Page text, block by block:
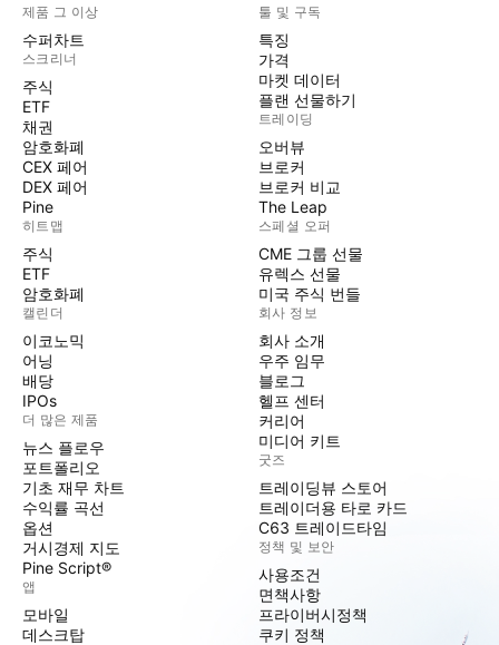
제품 그 이상
수퍼차트
스크리너
주식
ETF
채권
암호화폐
CEX 페어
DEX 페어
Pine
히트맵
주식
ETF
암호화폐
캘린더
이코노믹
어닝
배당
IPOs
더 많은 제품
뉴스 플로우
포트폴리오
기초 재무 차트
수익률 곡선
옵션
거시경제 지도
Pine Script®
앱
모바일
데스크탑
툴 및 구독
특징
가격
마켓 데이터
플랜 선물하기
트레이딩
오버뷰
브로커
브로커 비교
The Leap
스페셜 오퍼
CME 그룹 선물
유렉스 선물
미국 주식 번들
회사 정보
회사 소개
우주 임무
블로그
헬프 센터
커리어
미디어 키트
굿즈
트레이딩뷰 스토어
트레이더용 타로 카드
C63 트레이드타임
정책 및 보안
사용조건
면책사항
프라이버시정책
쿠키 정책